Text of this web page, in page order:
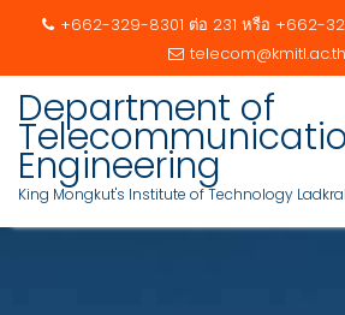
+662-329-8301 ต่อ 231 หรือ +662-
telecom@kmitl.ac.th
Department of
Engineering
King Mongkut's Institute of Technology